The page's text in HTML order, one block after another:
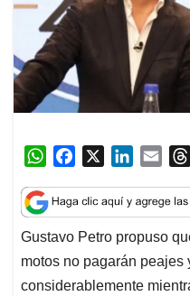
W
a
t
s
A
p
c
e
b
o
o
n
k
e
d
I
a
i
l
Gustavo Petro propuso
motos no pagarán peajes
considerablemente